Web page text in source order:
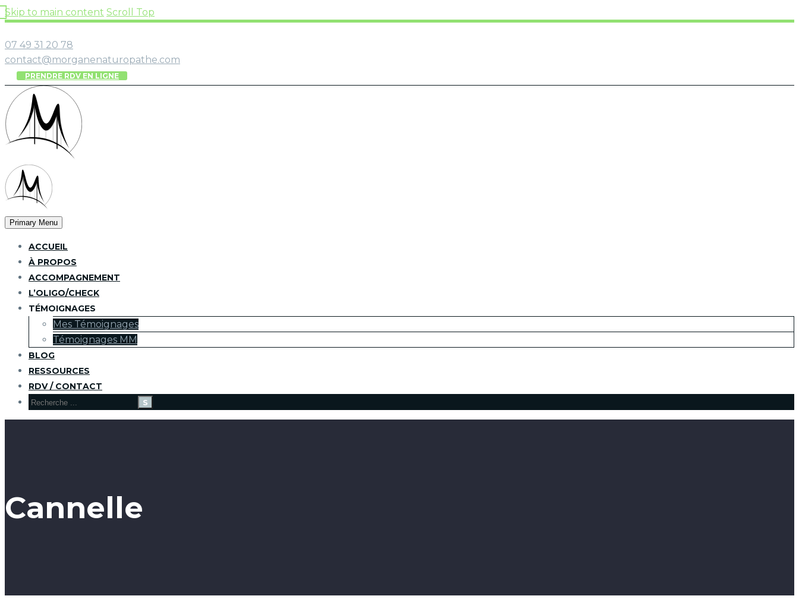
Skip to main content Scroll Top
07 49 31 20 78
contact@morganenaturopathe.com
PRENDRE RDV EN LIGNE
Primary Menu
ACCUEIL
À PROPOS
ACCOMPAGNEMENT
L’OLIGO/CHECK
TÉMOIGNAGES
Mes Témoignages
Témoignages MM
BLOG
RESSOURCES
RDV / CONTACT
Cannelle